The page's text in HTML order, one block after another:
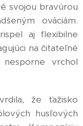
svojou bravúrou
ováciám.
aj flexibilne
na čitateľné
vrchol
že ťažisko
husľových